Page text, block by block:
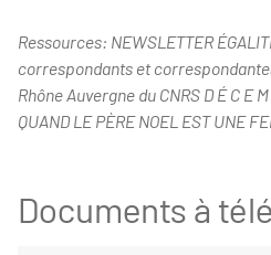
Ressources: NEWSLETTER
correspondants et
Rhône Auvergne du CNRS D É C E
QUAND LE PÈRE NOEL EST UNE
Documents à